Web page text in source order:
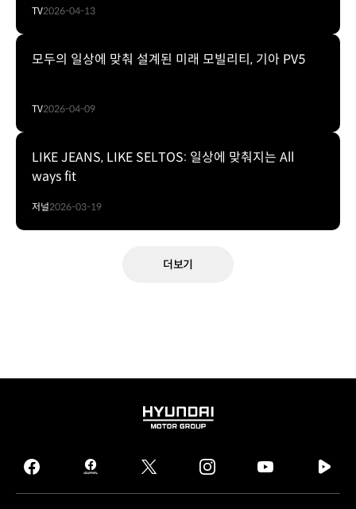
TV2026-04-13
모두의 일상에 맞춰 설계된 미래 모빌리티, 기아 PV5
TV2026-04-09
LIKE JEANS, LIKE SELTOS: 일상에 맞춰지는 All
ways fit
저널2026-03-19
더보기
HYUNDAI
GROUP
facebook
hmg
journal
twitter instagram
tv